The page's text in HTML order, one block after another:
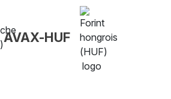
AVAX-HUF